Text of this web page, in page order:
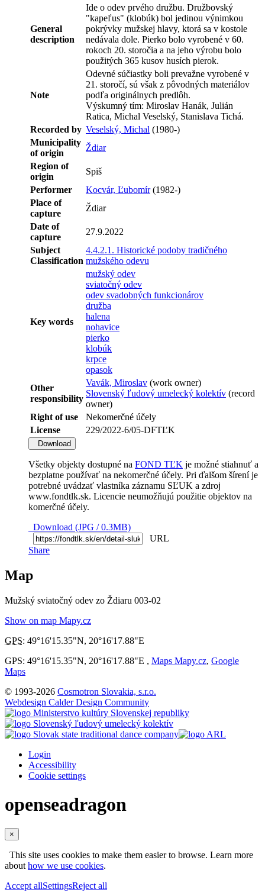
General
description
Ide o odev prvého družbu. Družbovský
"kapeľus" (klobúk) bol jedinou výnimkou
pokrývky mužskej hlavy, ktorá sa v kostole
nedávala dole. Pierko bolo vyrobené v 60.
rokoch 20. storočia a na jeho výrobu bolo
použitých 365 kusov husích pierok.
Note
Odevné súčiastky boli prevažne vyrobené v
21. storočí, sú však z pôvodných materiálov
podľa originálnych predlôh.
Výskumný tím: Miroslav Hanák, Julián
Ratica, Michal Veselský, Stanislava Tichá.
Recorded by Veselský, Michal (1980-)
Municipality
of origin
Ždiar
Region of
origin
Spiš
Performer
Kocvár, Ľubomír(1982-)
Place of
capture
Ždiar
Date of
capture
27.9.2022
Subject
Classification
4.4.2.1. Historické podoby tradičného
mužského odevu
Key words
mužský odev
sviatočný odev
odev svadobných funkcionárov
družba
halena
nohavice
pierko
klobúk
krpce
opasok
Other
responsibility
Vavák, Miroslav (work owner)
Slovenský ľudový umelecký kolektív (record
owner)
Right of use
Nekomerčné účely
License
229/2022-6/05-DFTĽK
Download
Všetky objekty dostupné na FOND TĽK je možné stiahnuť a
bezplatne používať na nekomerčné účely. Pri ďalšom šírení je
potrebné uvádzať vlastníka záznamu SĽUK a zdroj
www.fondtlk.sk. Licencie neumožňujú použitie objektov na
komerčné účely.
Download (JPG / 0.3MB)
URL
Share
Map
Mužský sviatočný odev zo Ždiaru 003-02
Show on map Mapy.cz
GPS: 49°16'15.35"N, 20°16'17.88"E
GPS: 49°16'15.35"N, 20°16'17.88"E , Maps Mapy.cz, Google
Maps
© 1993-2026 Cosmotron Slovakia, s.r.o.
Webdesign Calder Design Community
Login
Accessibility
Cookie settings
openseadragon
×
This site uses cookies to make them easier to browse. Learn more
abouthow we use cookies.
Accept allSettingsReject all